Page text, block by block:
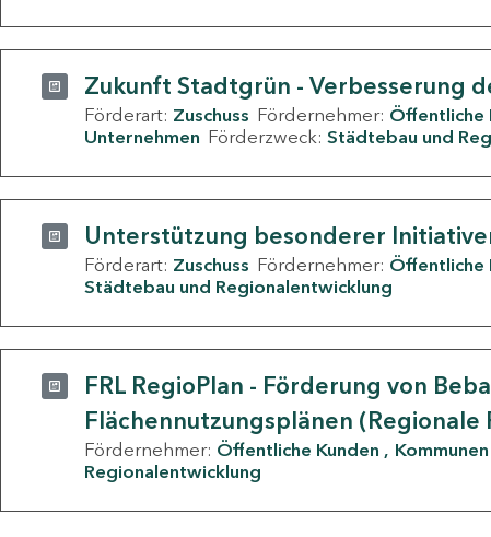
Zukunft Stadtgrün - Verbesserung
Förderart: Zuschuss Fördernehmer: Öffentliche
Unternehmen Förderzweck: Städtebau und
Unterstützung besonderer
Förderart: Zuschuss Fördernehmer: Öffentliche
Städtebau und Regionalentwicklung
FRL RegioPlan - Förderung von
Flächennutzungsplänen
Fördernehmer: Öffentliche Kunden Kommunen
Regionalentwicklung